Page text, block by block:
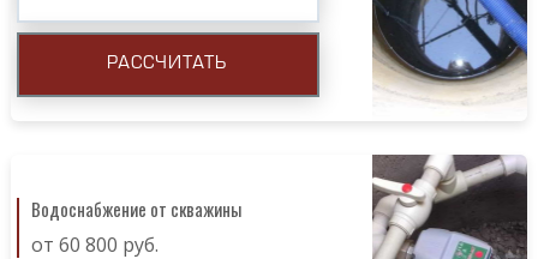
РАССЧИТАТЬ
Водоснабжение от скважины
от 60 800 руб.